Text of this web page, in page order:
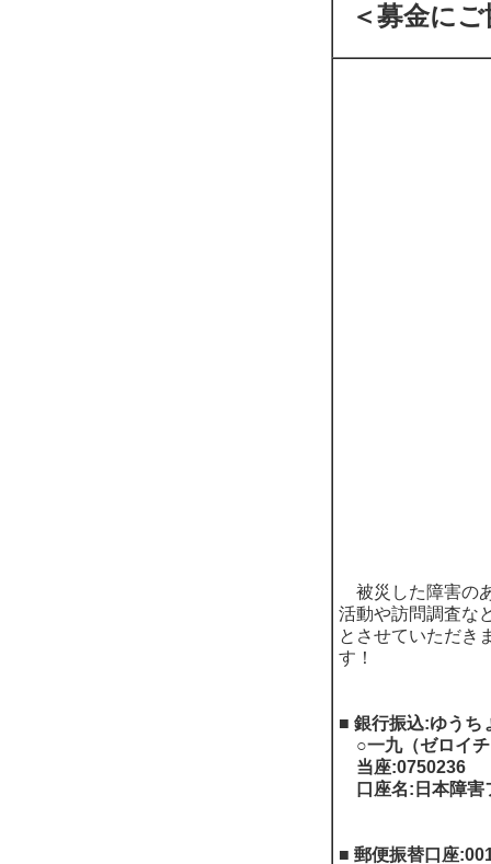
＜募金に
被災した障害の
活動や訪問調査な
とさせていただき
す！
■ 銀行振込:ゆうち
○一九（ゼロイ
当座:0750236
口座名:日本障害
■ 郵便振替口座